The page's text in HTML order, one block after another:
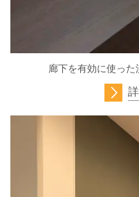
廊下を有効に使っ